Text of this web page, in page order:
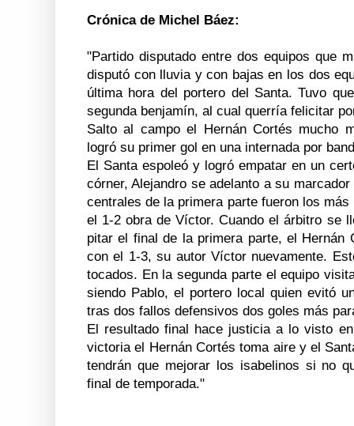
Crónica de Michel Báez:
"Partido disputado entre dos equipos que
disputó con lluvia y con bajas en los dos
última hora del portero del Santa. Tuvo
segunda benjamín, al cual querría felicitar
Salto al campo el Hernán Cortés mucho
logró su primer gol en una internada por
El Santa espoleó y logró empatar en un
córner, Alejandro se adelanto a su
centrales de la primera parte fueron los
el 1-2 obra de Víctor. Cuando el árbitro se
pitar el final de la primera parte, el Hernán
con el 1-3, su autor Víctor nuevamente.
tocados. En la segunda parte el equipo
siendo Pablo, el portero local quien evitó
tras dos fallos defensivos dos goles más
El resultado final hace justicia a lo visto
victoria el Hernán Cortés toma aire y el
tendrán que mejorar los isabelinos si no
final de temporada."